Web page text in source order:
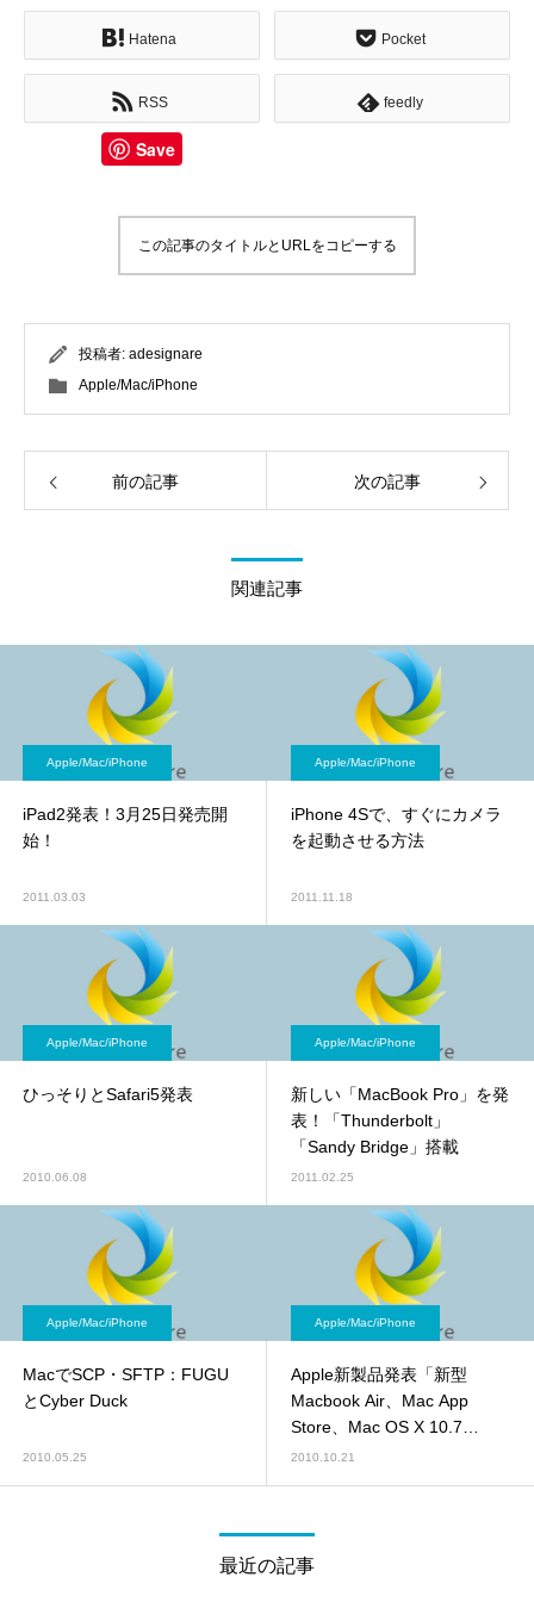
Hatena Pocket
RSS feedly
Save
この記事のタイトルとURLをコピーする
投稿者: adesignare
Apple/Mac/iPhone
前の記事 次の記事
関連記事
Apple/Mac/iPhone
iPad2発表！3月25日発売開
始！
2011.03.03
Apple/Mac/iPhone
iPhone 4Sで、すぐにカメラ
を起動させる方法
2011.11.18
Apple/Mac/iPhone
ひっそりとSafari5発表
2010.06.08
Apple/Mac/iPhone
新しい「MacBook Pro」を発
表！「Thunderbolt」
「Sandy Bridge」搭載
2011.02.25
Apple/Mac/iPhone
MacでSCP・SFTP：FUGU
とCyber Duck
2010.05.25
Apple/Mac/iPhone
Apple新製品発表「新型
Macbook Air、Mac App
Store、Mac OS X 10.7
Lion」
2010.10.21
最近の記事